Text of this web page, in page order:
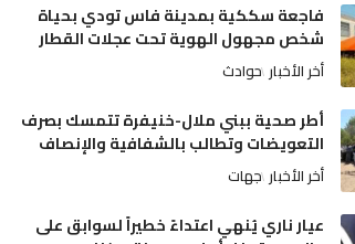
فاجعة سككية بمدينة فاس تودي بحياة
شخص مجهول الهوية تحت عجلات القطار
أخر الأخبار حوادث
أطر صحية ببني ملال-خنيفرة تتمسك بصرف
التعويضات وتطالب بالشفافية والإنصاف
أخر الأخبار جهات
عيار ناري يُنهي اعتداءً خطيراً لسوابق على